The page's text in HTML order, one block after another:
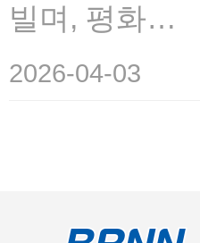
빌며, 평화…
2026-04-03